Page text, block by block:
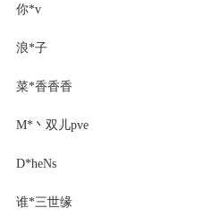
你*v
浪*子
菜*香香香
M*丶双儿pve
D*heNs
谁*三世缘